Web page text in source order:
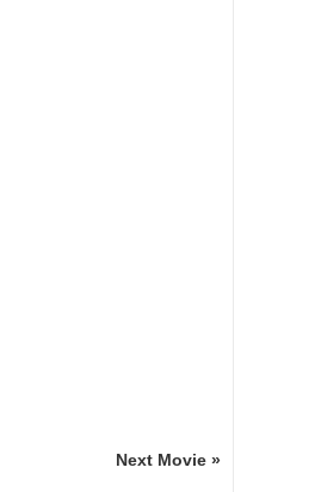
Next Movie »